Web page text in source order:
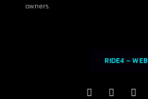
owners.
RIDE4 –